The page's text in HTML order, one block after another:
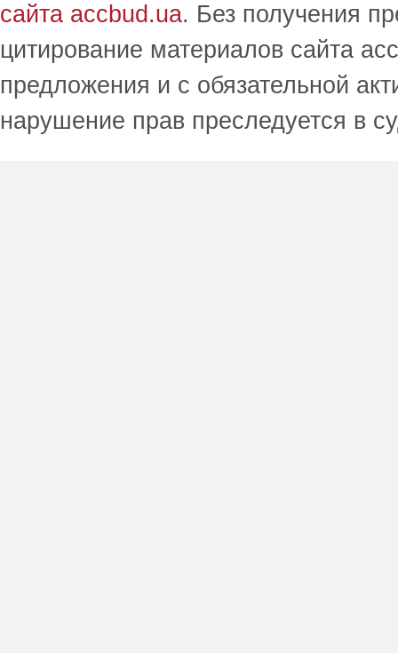
сайта accbud.ua. Без получения
цитирование материалов сайта
предложения и с обязательной
нарушение прав преследуется в